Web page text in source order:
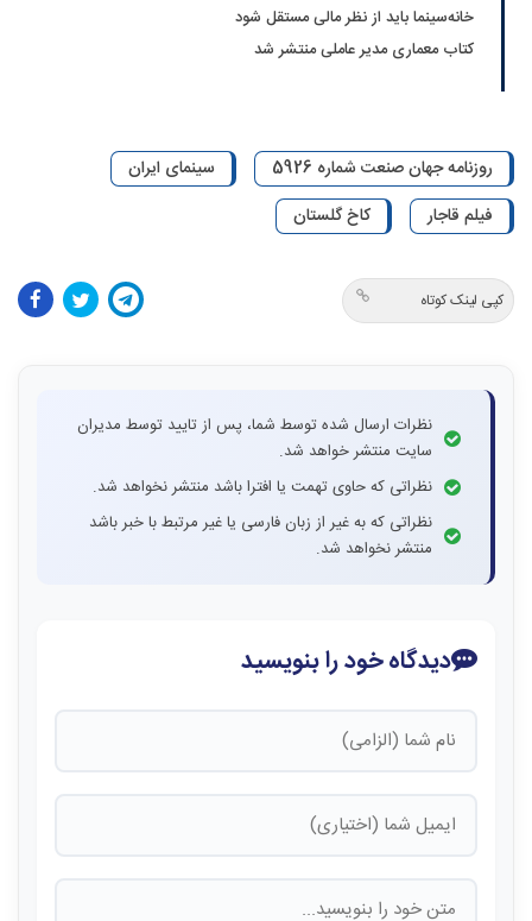
خانه‌سینما باید از نظر مالی مستقل شود
کتاب معماری مدیر عاملی منتشر شد
روزنامه جهان صنعت شماره 5926
سینمای ایران
فیلم قاجار
کاخ گلستان
کپی لینک کوتاه
نظرات ارسال شده توسط شما، پس از تایید توسط مدیران
سایت منتشر خواهد شد.
نظراتی که حاوی تهمت یا افترا باشد منتشر نخواهد شد.
نظراتی که به غیر از زبان فارسی یا غیر مرتبط با خبر باشد
منتشر نخواهد شد.
دیدگاه خود را بنویسید